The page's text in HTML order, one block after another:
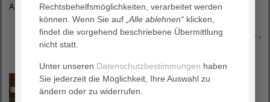
Anwohner:innen gefeiert.
Erfahren Sie mehr
Rechtsbehelfsmöglichkeiten, verarbeitet werden
können. Wenn Sie auf „Alle ablehnen“ klicken,
findet die vorgehend beschriebene Übermittlung
nicht statt.
Unter unseren Datenschutzbestimmungen haben
Sie jederzeit die Möglichkeit, Ihre Auswahl zu
ändern oder zu widerrufen.